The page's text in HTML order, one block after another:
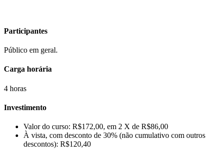
Participantes
Público em geral.
Carga horária
4 horas
Investimento
Valor do curso: R$172,00, em 2 X de R$86,00
À vista, com desconto de 30% (não cumulativo com outros
descontos): R$120,40